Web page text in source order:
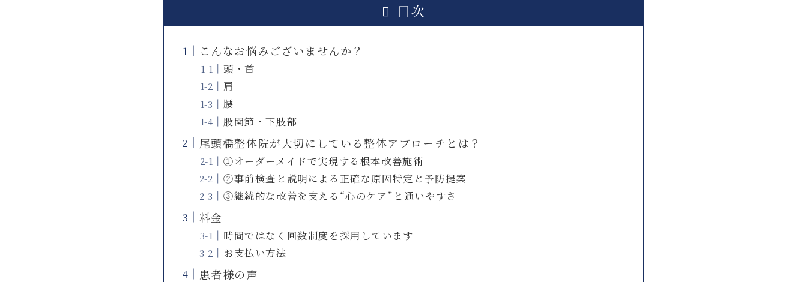
目次
こんなお悩みございませんか？
頭・首
肩
腰
股関節・下肢部
尾頭橋整体院が大切にしている整体アプローチとは？
①オーダーメイドで実現する根本改善施術
②事前検査と説明による正確な原因特定と予防提案
③継続的な改善を支える“心のケア”と通いやすさ
料金
時間ではなく回数制度を採用しています
お支払い方法
患者様の声